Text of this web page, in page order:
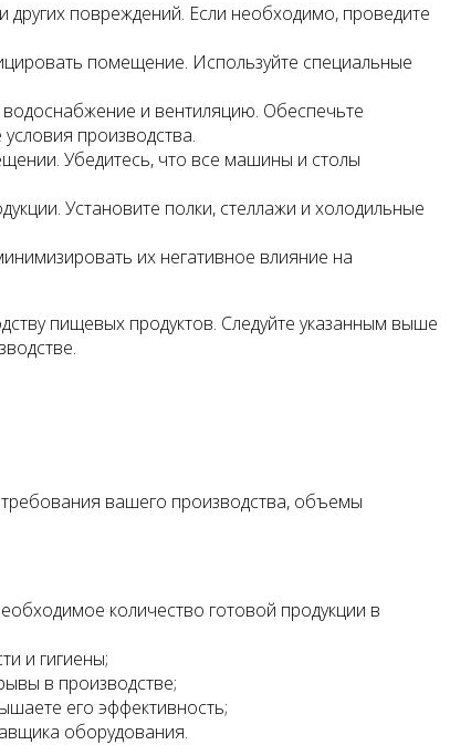
других повреждений. Если необходимо, проведите
помещение. Используйте специальные
водоснабжение и вентиляцию. Обеспечьте
производства.
Убедитесь, что все машины и столы
Установите полки, стеллажи и холодильные
их негативное влияние на
пищевых продуктов. Следуйте указанным выше
вашего производства, объемы
количество готовой продукции в
и гигиены;
в производстве;
его эффективность;
оборудования.